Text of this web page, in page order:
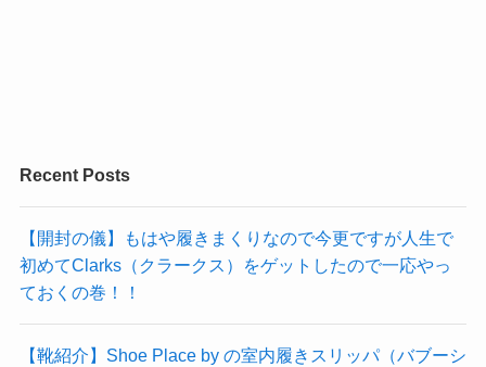
Recent Posts
【開封の儀】もはや履きまくりなので今更ですが人生で
初めてClarks（クラークス）をゲットしたので一応やっ
ておくの巻！！
【靴紹介】Shoe Place by の室内履きスリッパ（バブーシ